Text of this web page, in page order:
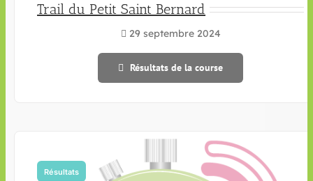
Trail du Petit Saint Bernard
29 septembre 2024
Résultats de la course
Résultats